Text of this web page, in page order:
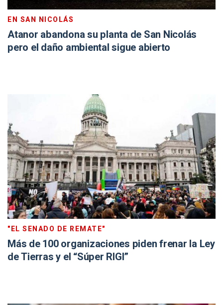
EN SAN NICOLÁS
Atanor abandona su planta de San Nicolás
pero el daño ambiental sigue abierto
"EL SENADO DE REMATE"
Más de 100 organizaciones piden frenar la Ley
de Tierras y el “Súper RIGI”